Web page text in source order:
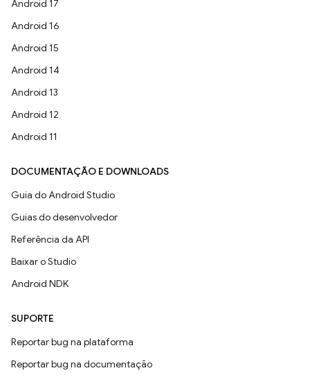
Android 17
Android 16
Android 15
Android 14
Android 13
Android 12
Android 11
DOCUMENTAÇÃO E DOWNLOADS
Guia do Android Studio
Guias do desenvolvedor
Referência da API
Baixar o Studio
Android NDK
SUPORTE
Reportar bug na plataforma
Reportar bug na documentação